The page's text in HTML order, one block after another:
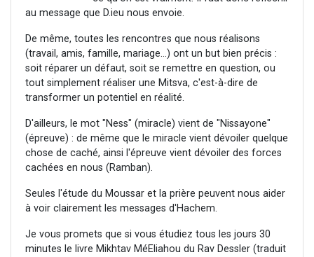
au message que D.ieu nous envoie.
De même, toutes les rencontres que nous réalisons
(travail, amis, famille, mariage...) ont un but bien précis :
soit réparer un défaut, soit se remettre en question, ou
tout simplement réaliser une Mitsva, c'est-à-dire de
transformer un potentiel en réalité.
D'ailleurs, le mot "Ness" (miracle) vient de "Nissayone"
(épreuve) : de même que le miracle vient dévoiler quelque
chose de caché, ainsi l'épreuve vient dévoiler des forces
cachées en nous (Ramban).
Seules l'étude du Moussar et la prière peuvent nous aider
à voir clairement les messages d'Hachem.
Je vous promets que si vous étudiez tous les jours 30
minutes le livre Mikhtav MéEliahou du Rav Dessler (traduit